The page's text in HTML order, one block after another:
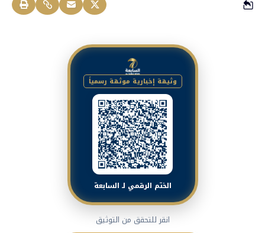
وثيقة إخبارية موثقة رسمياً
الختم الرقمي لـ السابعة
انقر للتحقق من التوثيق